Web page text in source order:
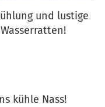
und lustige
kühle Nass!